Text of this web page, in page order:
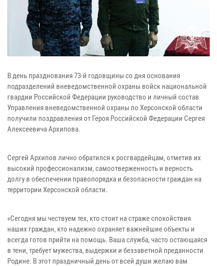
В день празднования 73-й годовщины со дня основания
подразделений вневедомственной охраны войск национальной
гвардии Российской Федерации руководство и личный состав
Управления вневедомственной охраны по Херсонской области
получили поздравления от Героя Российской Федерации Сергея
Алексеевича Архипова.
Сергей Архипов лично обратился к росгвардейцам, отметив их
высокий профессионализм, самоотверженность и верность
долгу в обеспечении правопорядка и безопасности граждан на
территории Херсонской области.
«Сегодня мы чествуем тех, кто стоит на страже спокойствия
наших граждан, кто надежно охраняет важнейшие объекты и
всегда готов прийти на помощь. Ваша служба, часто остающаяся
в тени, требует мужества, выдержки и беззаветной преданности
Родине. В этот праздничный день от всей души желаю вам